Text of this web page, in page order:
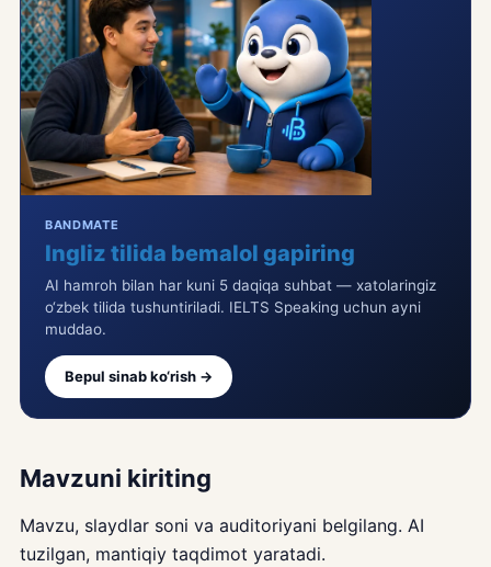
BANDMATE
Ingliz tilida bemalol gapiring
AI hamroh bilan har kuni 5 daqiqa suhbat — xatolaringiz
o‘zbek tilida tushuntiriladi. IELTS Speaking uchun ayni
muddao.
Bepul sinab ko‘rish →
Mavzuni kiriting
Mavzu, slaydlar soni va auditoriyani belgilang. AI
tuzilgan, mantiqiy taqdimot yaratadi.